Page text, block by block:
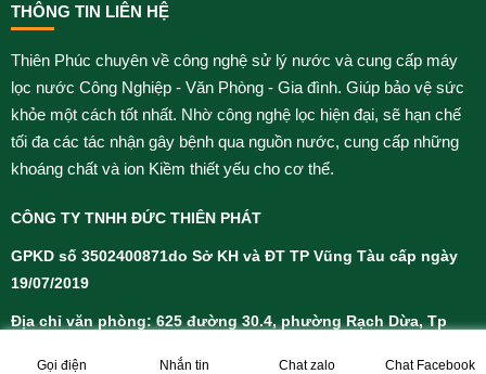
THÔNG TIN LIÊN HỆ
Thiên Phúc chuyên về công nghệ sử lý nước và cung cấp máy
lọc nước Công Nghiệp - Văn Phòng - Gia đình. Giúp bảo vệ sức
khỏe một cách tốt nhất. Nhờ công nghệ lọc hiện đại, sẽ hạn chế
tối đa các tác nhận gây bệnh qua nguồn nước, cung cấp những
khoáng chất và ion Kiềm thiết yếu cho cơ thể.
CÔNG TY TNHH ĐỨC THIÊN PHÁT
GPKDsố 3502400871do Sở KH và ĐT TP Vũng Tàu cấp ngày
19/07/2019
Địa chỉ văn phòng:625 đường 30.4, phường Rạch Dừa, Tp
Gọi điện Nhắn tin Chat zalo Chat Facebook